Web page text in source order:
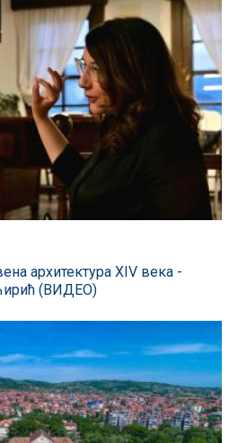
архитектура XIV века -
(ВИДЕО)